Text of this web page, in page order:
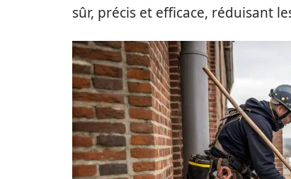
sûr, précis et efficace, réduisant